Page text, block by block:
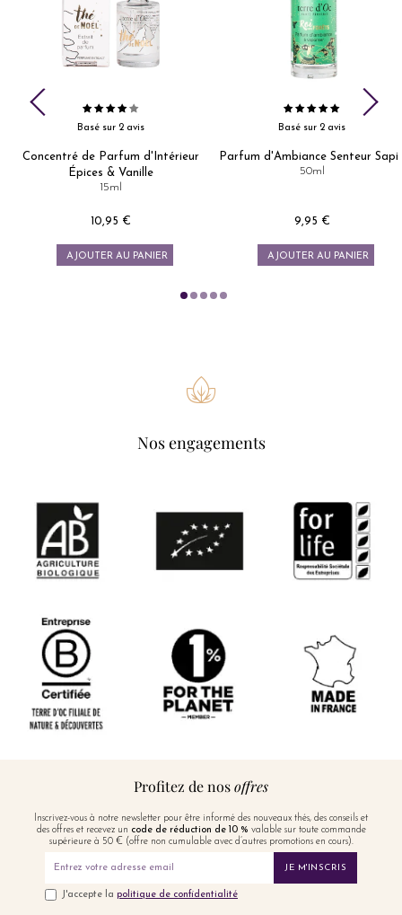
Basé sur 2 avis
Concentré de Parfum d'Intérieur
Épices & Vanille
15ml
Prix
10,95 €
AJOUTER AU PANIER
Basé sur 2 avis
Parfum d'Ambiance Senteur
50ml
Prix
9,95 €
AJOUTER AU PANIER
Nos engagements
Profitez de nosoffres
Inscrivez-vous à notre newsletter pour être informé des nouveaux thés, des conseils et
des offres et recevez un code de réduction de 10 % valable sur toute commande
supérieure à 50 € (offre non cumulable avec d’autres promotions en cours).
JE M'INSCRIS
J'accepte la politique de confidentialité